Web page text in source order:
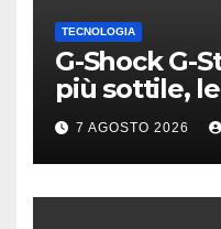
TECNOLOGIA
G-Shock G-
più sottile,
connesso
7 AGOSTO 2026